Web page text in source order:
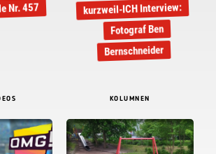
Nr. 457 kurzweil-ICH Interview:
Fotograf Ben
Bernschneider
KOLUMNEN